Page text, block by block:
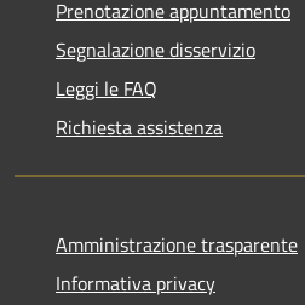
Prenotazione appuntamento
Segnalazione disservizio
Leggi le FAQ
Richiesta assistenza
Amministrazione trasparente
Informativa privacy